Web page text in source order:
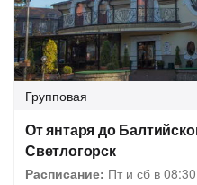
Групповая
От янтаря до
Светлогорск
Расписание: Пт и сб в 08:30